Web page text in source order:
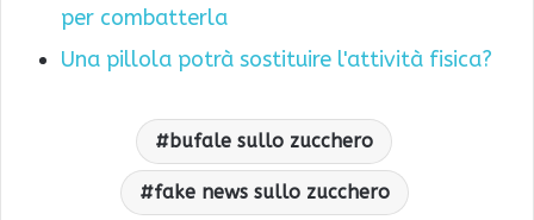
per combatterla
Una pillola potrà sostituire l'attività fisica?
bufale sullo zucchero
fake news sullo zucchero